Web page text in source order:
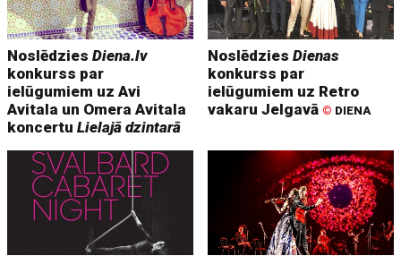
NoslēdziesDiena.lv
konkurss par
ielūgumiem uz Avi
Avitala un Omera Avitala
koncertuLielajā dzintarā
NoslēdziesDienas
konkurss par
ielūgumiem uz Retro
vakaru Jelgavā © DIENA